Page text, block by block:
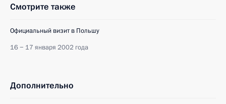
Смотрите также
Официальный визит в Польшу
16 − 17 января 2002 года
Дополнительно